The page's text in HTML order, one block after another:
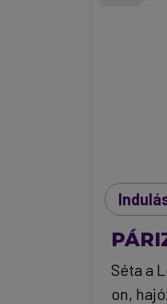
Séta a
on,